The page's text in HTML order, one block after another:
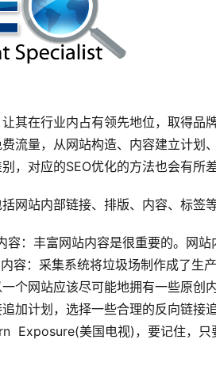
在行业内占有领先地位，取得品
流量，从网站构造、内容建立计划
，对应的SEO优化的方法也会有所差
站内部链接、排版、内容、标签等
：丰富网站内容是很重要的。网站
容：采集系统将垃圾场制作成了生
个网站应该尽可能地拥有一些原创
加计划，选择一些合理的反向链接
Exposure(美国电视)，要记住，只